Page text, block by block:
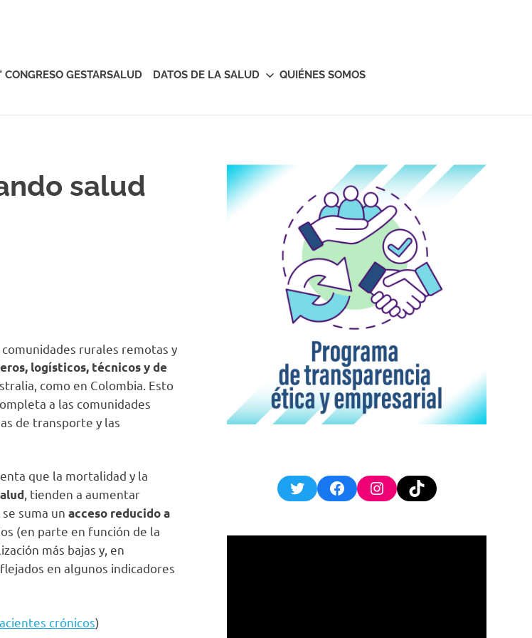
CONGRESO GESTARSALUD DATOS DE LA SALUD QUIÉNES SOMOS
salud
rurales remotas y
logísticos, técnicos y de
como en Colombia. Esto
a las comunidades
de transporte y las
que la mortalidad y la
, tienden a aumentar
suma un acceso reducido a
(en parte en función de la
más bajas y, en
en algunos indicadores
crónicos)
TwitterFacebookInstagram
TikTok